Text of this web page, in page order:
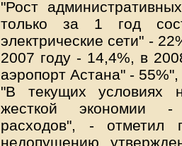
"Рост
только за 1 год
электрические сети" -
2007 году - 14,4%, в
аэропорт Астана" -
"В текущих условиях
жесткой экономии -
расходов", - отметил
недопущению